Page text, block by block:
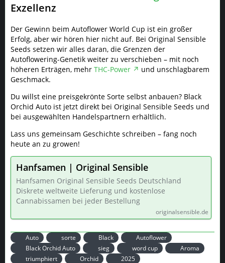
Exzellenz
Der Gewinn beim Autoflower World Cup ist ein großer
Erfolg, aber wir hören hier nicht auf. Bei Original Sensible
Seeds setzen wir alles daran, die Grenzen der
Autoflowering-Genetik weiter zu verschieben – mit noch
höheren Erträgen, mehr THC-Power
und unschlagbarem
Geschmack.
Du willst eine preisgekrönte Sorte selbst anbauen? Black
Orchid Auto ist jetzt direkt bei Original Sensible Seeds und
bei ausgewählten Handelspartnern erhältlich.
Lass uns gemeinsam Geschichte schreiben – fang noch
heute an zu growen!
Hanfsamen | Original Sensible
Hanfsamen Original Sensible Seeds Deutschland
Diskrete weltweite Lieferung und kostenlose
Cannabissamen bei jeder Bestellung
originalsensible.de
Auto sorte Black
Autoflower
Black Orchid Auto
sieg word cup
Aroma
triumphiert
Orchid 2025